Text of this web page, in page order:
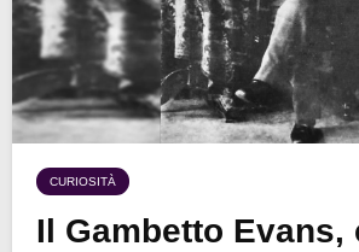
CURIOSITÀ
Il Gambetto Evans,